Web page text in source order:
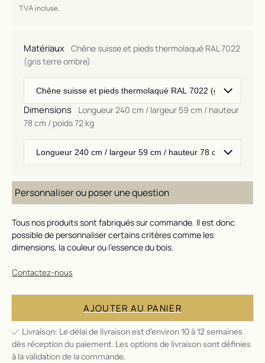
TVA incluse.
Matériaux Chêne suisse et pieds thermolaqué RAL 7022
(gris terre ombre)
Dimensions
Longueur 240 cm / largeur 59 cm / hauteur
78 cm / poids 72 kg
Personnaliser ou poser une question
Tous nos produits sont fabriqués sur commande. Il est donc
possible de personnaliser certains critères comme les
dimensions, la couleur ou l'essence du bois.
Contactez-nous
AJOUTER AU PANIER
Livraison: Le délai de livraison est d'environ 10 à 12 semaines
dès réception du paiement. Les options de livraison sont définies
à la validation de la commande.